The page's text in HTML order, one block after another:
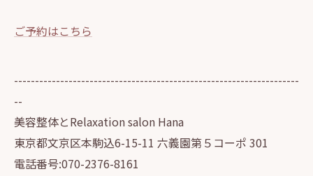
ご予約はこちら
--------------------------------------------------------------------
--
美容整体とRelaxation salon Hana
東京都文京区本駒込6-15-11 六義園第５コーポ 301
電話番号:070-2376-8161